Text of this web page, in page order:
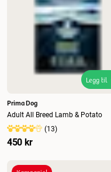
Legg til
Prima Dog
Adult All Breed Lamb & Potato
(13)
450 kr